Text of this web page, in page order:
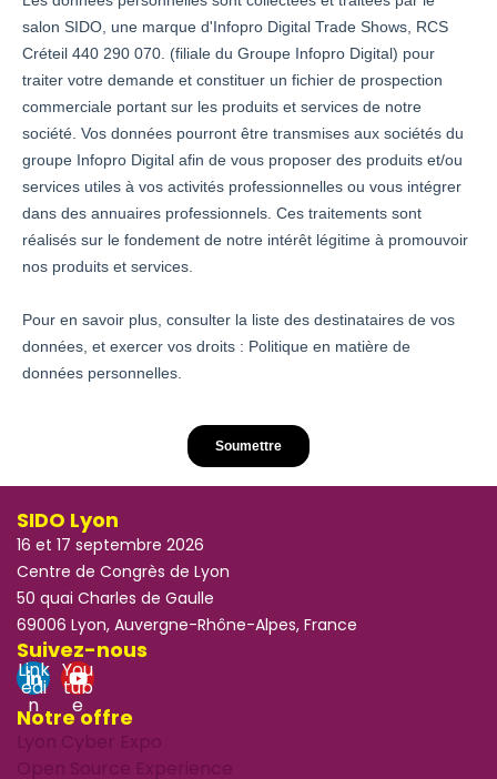
SIDO Lyon
16 et 17 septembre 2026
Centre de Congrès de Lyon
50 quai Charles de Gaulle
69006 Lyon, Auvergne-Rhône-Alpes, France
Suivez-nous
Link
edi
n
You
tub
e
Notre offre
Lyon Cyber Expo
Open Source Experience